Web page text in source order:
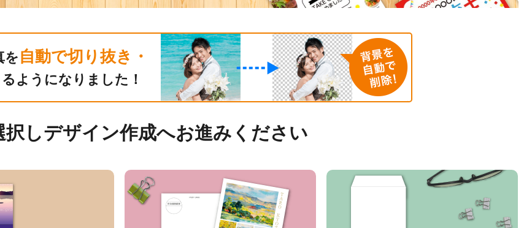
を自動で切り抜き・
ようになりました！
択しデザイン作成へお進みください